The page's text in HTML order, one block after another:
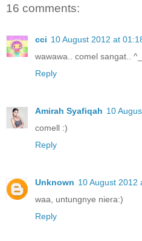
16 comments:
cci 10 August 2012 at
wawawa.. comel sangat..
Reply
Amirah Syafiqah 10
comell :)
Reply
Unknown 10 August 2012
waa, untungnye niera:)
Reply